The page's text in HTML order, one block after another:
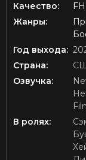
Качество:
Жанры:
Год выхода:
Страна:
Озвучка:
В ролях: